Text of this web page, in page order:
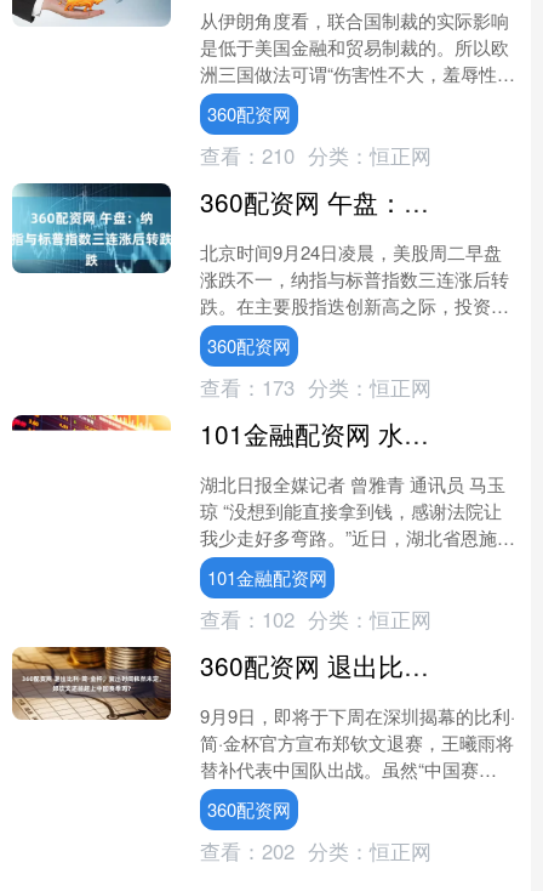
从伊朗角度看，联合国制裁的实际影响
是低于美国金融和贸易制裁的。所以欧
洲三国做法可谓“伤害性不大，羞辱性
强”。伊朗接下来可能会采取两手应对的
方式。上海国际问题研究....
360配资网
查看： 210 分类： 恒正网
360配资网 午盘：纳指与标普指数三连涨后转跌
北京时间9月24日凌晨，美股周二早盘
涨跌不一，纳指与标普指数三连涨后转
跌。在主要股指迭创新高之际，投资者
关注高估值带来的潜在风险。美联储主
席鲍威尔将在今天发表讲....
360配资网
查看： 173 分类： 恒正网
101金融配资网 水泥厂工人工伤认定引争议&#32;湖北巴东法院联动调解破僵局
湖北日报全媒记者 曾雅青 通讯员 马玉
琼 “没想到能直接拿到钱，感谢法院让
我少走好多弯路。”近日，湖北省恩施州
巴东县村民谭某甲收到赔偿款，十分高
兴。 从针锋相对....
101金融配资网
查看： 102 分类： 恒正网
360配资网 退出比利·简·金杯，复出时间依然未定，郑钦文还能赶上中国赛季吗？
9月9日，即将于下周在深圳揭幕的比利·
简·金杯官方宣布郑钦文退赛，王曦雨将
替补代表中国队出战。虽然“中国赛
季”即将到来，但郑钦文的复出时间依然
未定。 比利·简·....
360配资网
查看： 202 分类： 恒正网